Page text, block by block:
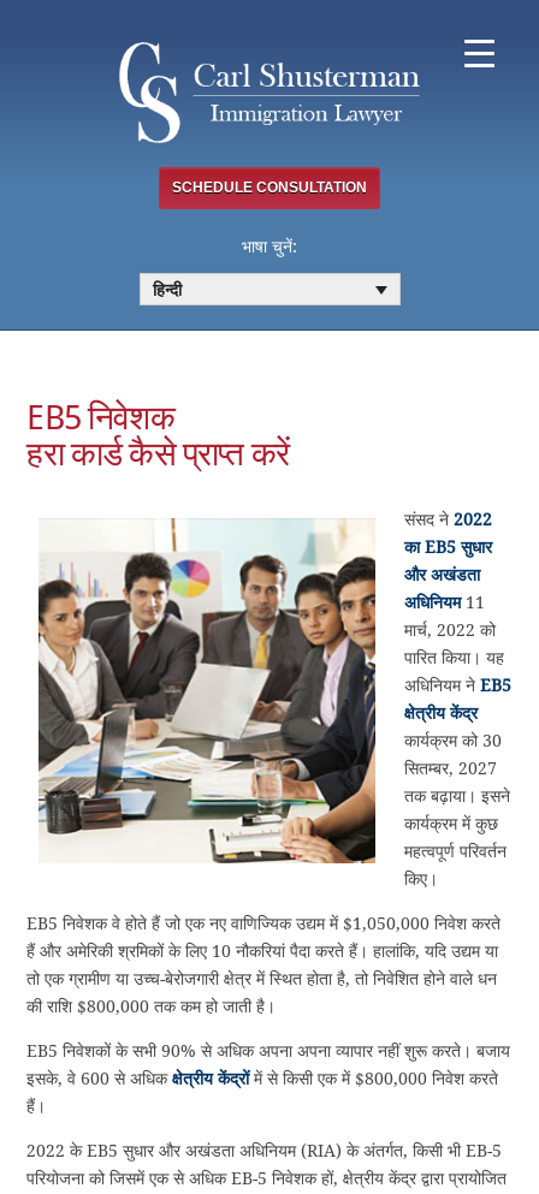
SCHEDULE CONSULTATION
भाषा चुनें:
हिन्दी
EB5 निवेशक
हरा कार्ड कैसे प्राप्त करें
संसद ने2022
का EB5 सुधार
और अखंडता
अधिनियम11
मार्च, 2022 को
पारित किया। यह
अधिनियम नेEB5
क्षेत्रीय केंद्र
कार्यक्रम को 30
सितम्बर, 2027
तक बढ़ाया। इसने
कार्यक्रम में कुछ
महत्वपूर्ण परिवर्तन
किए।
EB5 निवेशक वे होते हैं जो एक नए वाणिज्यिक उद्यम में $1,050,000 निवेश करते
हैं और अमेरिकी श्रमिकों के लिए 10 नौकरियां पैदा करते हैं। हालांकि, यदि उद्यम या
तो एक ग्रामीण या उच्च-बेरोजगारी क्षेत्र में स्थित होता है, तो निवेशित होने वाले धन
की राशि $800,000 तक कम हो जाती है।
EB5 निवेशकों के सभी 90% से अधिक अपना अपना व्यापार नहीं शुरू करते। बजाय
इसके, वे 600 से अधिकक्षेत्रीय केंद्रोंमें से किसी एक में $800,000 निवेश करते
हैं।
2022 के EB5 सुधार और अखंडता अधिनियम (RIA) के अंतर्गत, किसी भी EB-5
परियोजना को जिसमें एक से अधिक EB-5 निवेशक हों, क्षेत्रीय केंद्र द्वारा प्रायोजित